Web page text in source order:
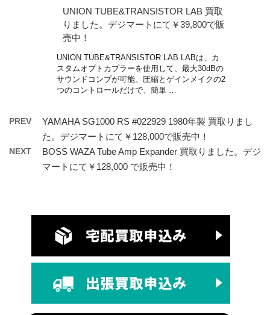
UNION TUBE&TRANSISTOR LAB 買取
りました。デジマートにて￥39,800で販
売中！
UNION TUBE&TRANSISTOR LAB LABは、カ
スタムオプトカプラーを使用して、最大30dBの
サウンドコンプが可能。圧縮とゲインメイクの2
つのコントロールだけで、簡単 …
PREV
YAMAHA SG1000 RS #022929 1980年製 買取りまし
た。デジマートにて￥128,000で販売中！
NEXT
BOSS WAZA Tube Amp Expander 買取りました。デジ
マートにて￥128,000 で販売中！